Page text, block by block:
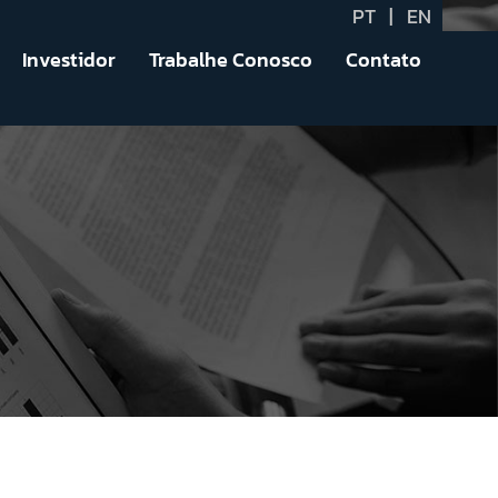
PT | EN
Investidor Trabalhe Conosco Contato